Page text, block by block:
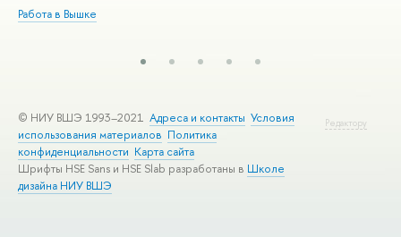
Работа в Вышке
Редактору
© НИУ ВШЭ 1993–2021 Адреса и контакты Условия
использования материалов Политика
конфиденциальности Карта сайта
Шрифты HSE Sans и HSE Slab разработаны в Школе
дизайна НИУ ВШЭ